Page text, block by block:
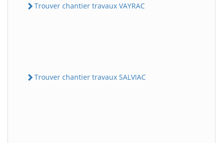
Trouver chantier travaux VAYRAC
Trouver chantier travaux SALVIAC